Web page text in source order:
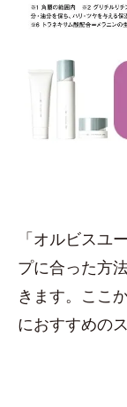
「オルビスユ
プに合った方
きます。ここ
におすすめの